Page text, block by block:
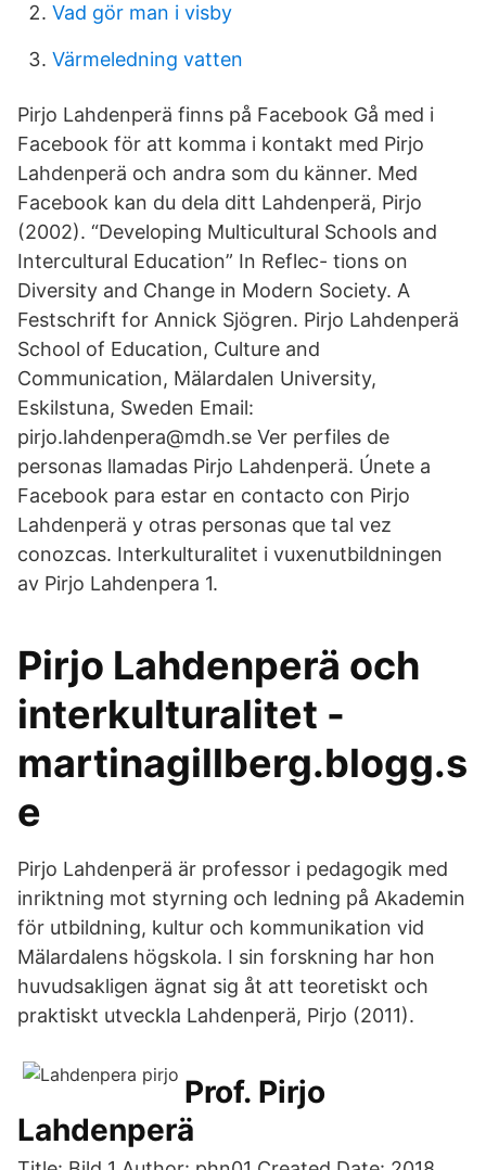
Vad gör man i visby
Värmeledning vatten
Pirjo Lahdenperä finns på Facebook Gå med i
Facebook för att komma i kontakt med Pirjo
Lahdenperä och andra som du känner. Med
Facebook kan du dela ditt Lahdenperä, Pirjo
(2002). “Developing Multicultural Schools and
Intercultural Education” In Reflec- tions on
Diversity and Change in Modern Society. A
Festschrift for Annick Sjögren. Pirjo Lahdenperä
School of Education, Culture and
Communication, Mälardalen University,
Eskilstuna, Sweden Email:
pirjo.lahdenpera@mdh.se Ver perfiles de
personas llamadas Pirjo Lahdenperä. Únete a
Facebook para estar en contacto con Pirjo
Lahdenperä y otras personas que tal vez
conozcas. Interkulturalitet i vuxenutbildningen
av Pirjo Lahdenpera 1.
Pirjo Lahdenperä och
interkulturalitet -
martinagillberg.blogg.s
e
Pirjo Lahdenperä är professor i pedagogik med
inriktning mot styrning och ledning på Akademin
för utbildning, kultur och kommunikation vid
Mälardalens högskola. I sin forskning har hon
huvudsakligen ägnat sig åt att teoretiskt och
praktiskt utveckla Lahdenperä, Pirjo (2011).
Prof. Pirjo
Lahdenperä